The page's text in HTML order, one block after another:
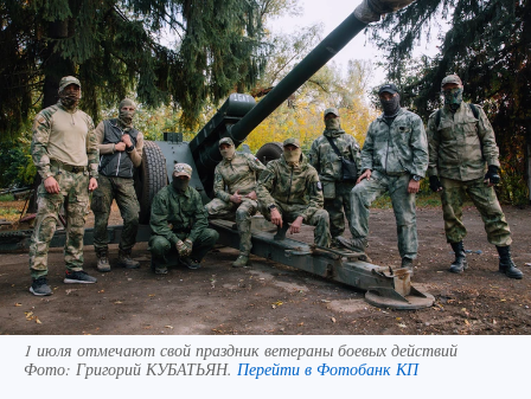
1 июля отмечают свой праздник ветераны боевых действий
Фото: Григорий КУБАТЬЯН. Перейти в Фотобанк КП